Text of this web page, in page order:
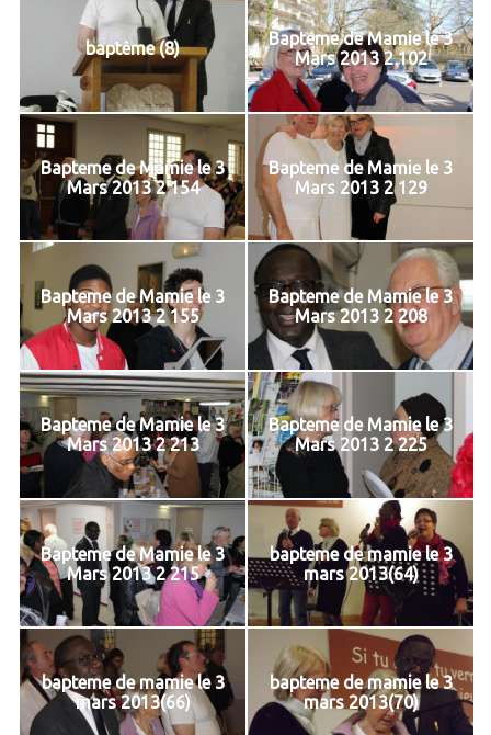
baptême (8)
Bapteme de Mamie le 3
Mars 2013 2 102
Bapteme de Mamie le 3
Mars 2013 2 154
Bapteme de Mamie le 3
Mars 2013 2 129
Bapteme de Mamie le 3
Mars 2013 2 155
Bapteme de Mamie le 3
Mars 2013 2 208
Bapteme de Mamie le 3
Mars 2013 2 213
Bapteme de Mamie le 3
Mars 2013 2 225
Bapteme de Mamie le 3
Mars 2013 2 215
bapteme de mamie le 3
mars 2013(64)
bapteme de mamie le 3
mars 2013(66)
bapteme de mamie le 3
mars 2013(70)